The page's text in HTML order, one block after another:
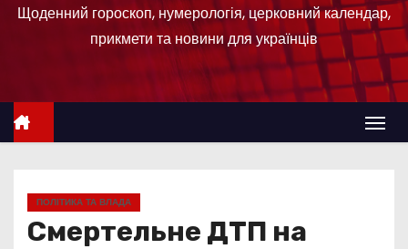
е
Щоденний гороскоп, нумерологія, церковний календар,
прикмети та новини для українців
ПОЛІТИКА ТА ВЛАДА
Смертельне ДТП на